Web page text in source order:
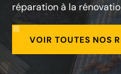
réparation à la
VOIR TOUTES NOS